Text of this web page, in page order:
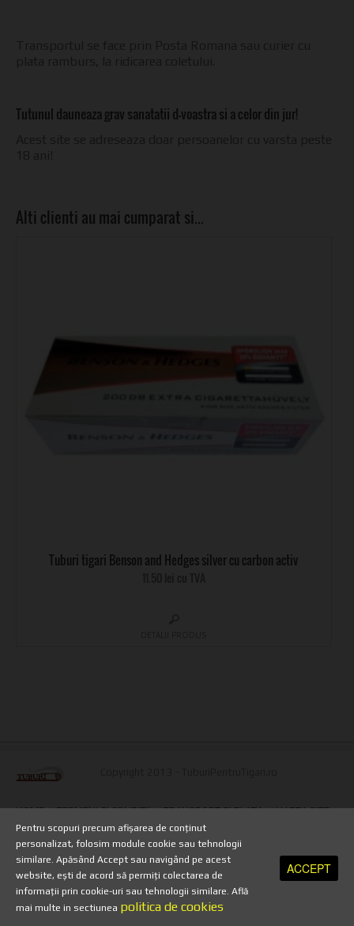
Tutunul dauneaza grav sanatatii d-voastra si a celor din jur!
Alti clienti au mai cumparat si…
Tuburi tigari Benson and Hedges silver cu carbon activ
HOME//TERMENI SI CONDITII//TRANSPORT SI PLATA//HARTA SITE
//PRELUCRAREA DATELOR CU CARACTER PERSONAL
SECURITATE //ANULARE COMANDA //POLITICA DE RETUR
PROTECTIA DATELOR PERSONALE//A.N.P.C//A.N.P.C - SAL
Suna acum
Pentru scopuri precum afișarea de conținut
personalizat, folosim module cookie sau tehnologii
similare. Apăsând Accept sau navigând pe acest
website, ești de acord să permiți colectarea de
informații prin cookie-uri sau tehnologii similare. Află
mai multe in sectiunea politica de cookies
ACCEPT